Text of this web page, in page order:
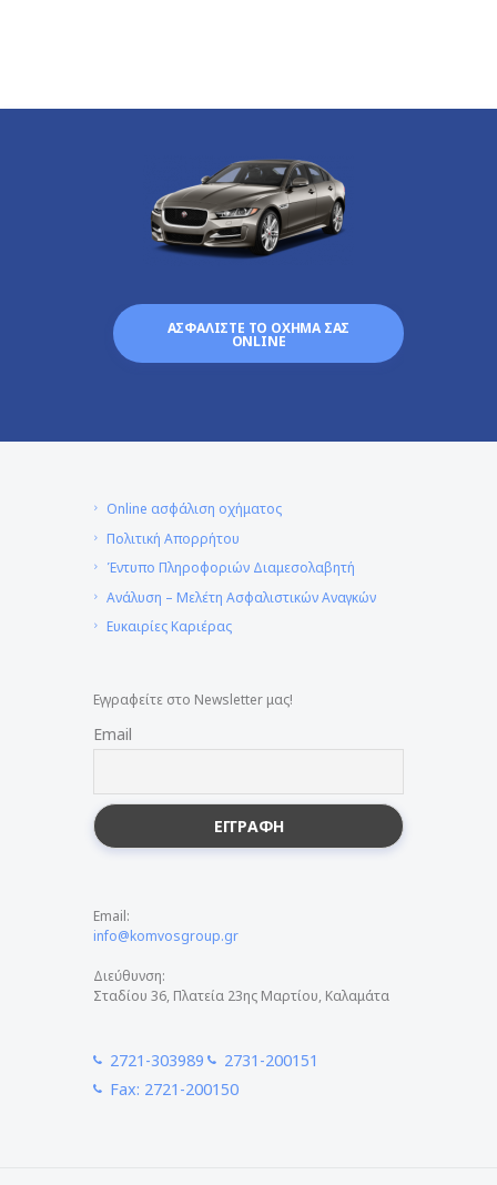
ΑΣΦΑΛΙΣΤΕ ΤΟ ΟΧΗΜΑ ΣΑΣ
ONLINE
Online ασφάλιση οχήματος
Πολιτική Απορρήτου
Έντυπο Πληροφοριών Διαμεσολαβητή
Ανάλυση – Μελέτη Ασφαλιστικών Αναγκών
Ευκαιρίες Καριέρας
Εγγραφείτε στο Newsletter μας!
Email
Email:
info@komvosgroup.gr
Διεύθυνση:
Σταδίου 36, Πλατεία 23ης Μαρτίου, Καλαμάτα
2721-303989
2731-200151
Fax: 2721-200150